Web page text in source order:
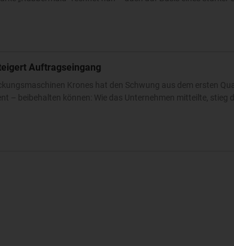
Auftragseingang
Krones hat den Schwung aus dem ersten
– beibehalten können: Wie das Unternehmen mitteilte, stieg